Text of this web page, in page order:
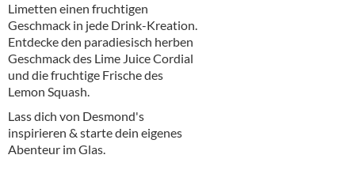
Alkoholfreie Getränke
Öle & Küchenartikel
Kaffee
Barzubehör
Equipment
Limetten einen fruchtigen
Geschmack in jede Drink-Kreation.
Entdecke den paradiesisch herben
Geschmack des Lime Juice Cordial
und die fruchtige Frische des
Lemon Squash.
Lass dich von Desmond's
inspirieren & starte dein eigenes
Abenteur im Glas.